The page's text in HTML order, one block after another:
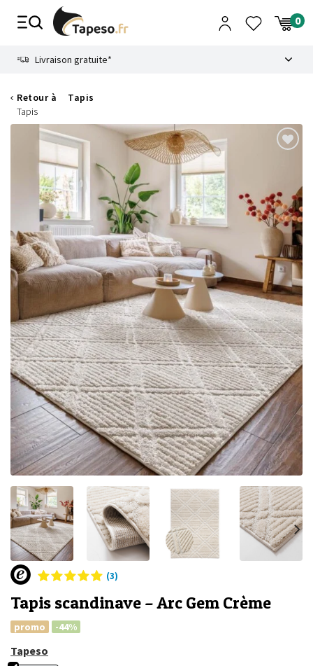
Livraison gratuite*
Retour à
Tapis
Tapis
(3)
Tapis scandinave – Arc Gem Crème
promo -44%
Tapeso